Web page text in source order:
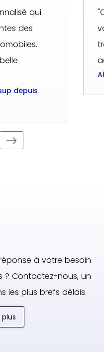
qui
des
depuis
à votre besoin
? Contactez-nous, un
les plus brefs délais.
plus